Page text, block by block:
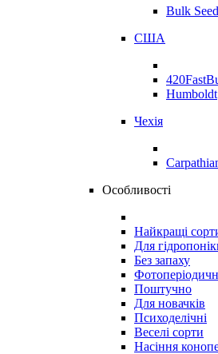
Bulk
США
Humboldt
Чехія
Особливості
Найкращі
Для
Без запаху
Поштучно
Для новачків
Психоделічні
Веселі сорти
Насіння